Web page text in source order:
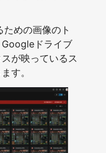
めの画像のト
ドライブ
が映っているス
す。